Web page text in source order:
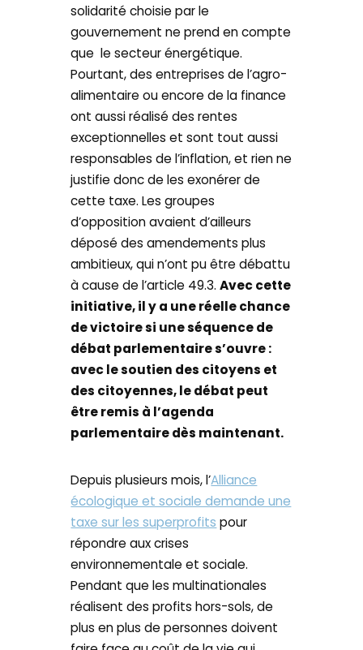
solidarité choisie par le
gouvernement ne prend en compte
que le secteur énergétique.
Pourtant, des entreprises de l’agro-
alimentaire ou encore de la finance
ont aussi réalisé des rentes
exceptionnelles et sont tout aussi
responsables de l’inflation, et rien ne
justifie donc de les exonérer de
cette taxe. Les groupes
d’opposition avaient d’ailleurs
déposé des amendements plus
ambitieux, qui n’ont pu être débattu
à cause de l’article 49.3.Avec cette
initiative, il y a une réelle chance
de victoire si une séquence de
débat parlementaire s’ouvre :
avec le soutien des citoyens et
des citoyennes, le débat peut
être remis à l’agenda
parlementaire dès maintenant.
Depuis plusieurs mois, l’Alliance
écologique et sociale demande une
taxe sur les superprofits pour
répondre aux crises
environnementale et sociale.
Pendant que les multinationales
réalisent des profits hors-sols, de
plus en plus de personnes doivent